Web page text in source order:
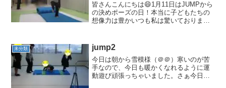
皆さんこんにちは😄1月11日はJUMPから
の決めポーズの日！本当に子どもたちの
想像力は豊かいつも私は驚いております⁉
ーズ！こどもプラス旭町教室に現れたス
パイダーマン ...
未分類 jump2
今日は朝から雪模様（＠＠）寒いのが苦
手なので、今日も暖かくなれるように運
動遊び頑張っちゃいました。さぁ今日の